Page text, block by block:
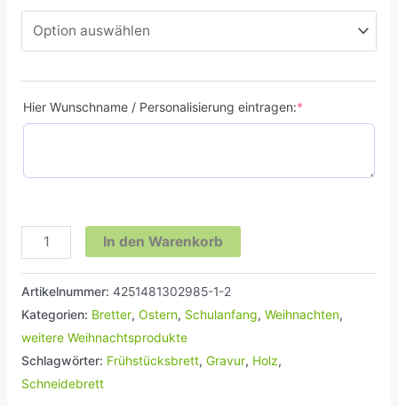
Hier Wunschname / Personalisierung eintragen:*
In den Warenkorb
Artikelnummer: 4251481302985-1-2
Kategorien: Bretter, Ostern, Schulanfang, Weihnachten,
weitere Weihnachtsprodukte
Schlagwörter: Frühstücksbrett, Gravur, Holz,
Schneidebrett